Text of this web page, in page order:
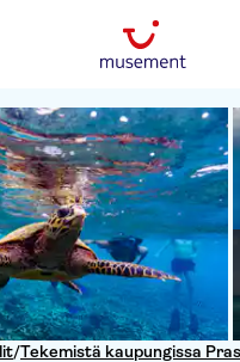
/Tekemistä kaupungissa